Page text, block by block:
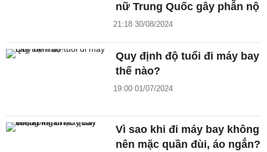
nữ Trung Quốc gây phẫn nộ
21:18 30/08/2024
Quy định độ tuổi đi máy bay
thế nào?
19:00 01/07/2024
Vì sao khi đi máy bay không
nên mặc quần đùi, áo ngắn?